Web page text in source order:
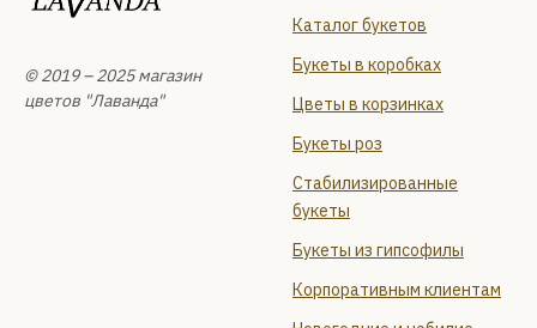
© 2019 – 2025 магазин
цветов "Лаванда"
Каталог букетов
Букеты в коробках
Цветы в корзинках
Букеты роз
Стабилизированные
букеты
Букеты из гипсофилы
Корпоративным клиентам